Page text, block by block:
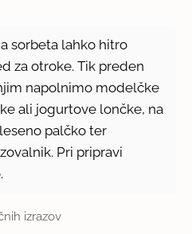
sorbeta lahko hitro
za otroke. Tik preden
napolnimo modelčke
ali jogurtove lončke, na
palčko ter
Pri pripravi
izrazov